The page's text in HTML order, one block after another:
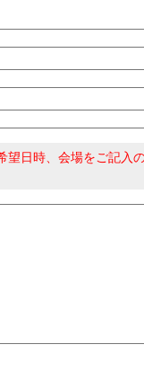
日時、会場をご記入